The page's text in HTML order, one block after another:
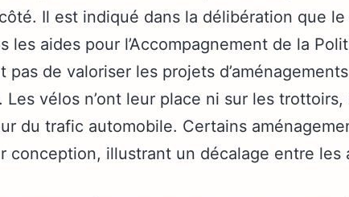
Il est indiqué dans la délibération que
les aides pour l’Accompagnement de la
de valoriser les projets
vélos n’ont leur place ni sur les trottoirs,
du trafic automobile. Certains
conception, illustrant un décalage entre les